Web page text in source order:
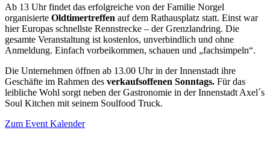
Ab 13 Uhr findet das erfolgreiche von der Familie Norgel
organisierte Oldtimertreffen auf dem Rathausplatz statt. Einst war
hier Europas schnellste Rennstrecke – der Grenzlandring. Die
gesamte Veranstaltung ist kostenlos, unverbindlich und ohne
Anmeldung. Einfach vorbeikommen, schauen und „fachsimpeln“.
Die Unternehmen öffnen ab 13.00 Uhr in der Innenstadt ihre
Geschäfte im Rahmen des verkaufsoffenen Sonntags. Für das
leibliche Wohl sorgt neben der Gastronomie in der Innenstadt Axel´s
Soul Kitchen mit seinem Soulfood Truck.
Zum Event Kalender